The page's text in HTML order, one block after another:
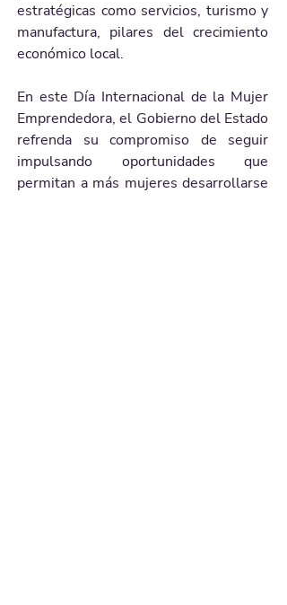
estratégicas como servicios, turismo y
manufactura, pilares del crecimiento
económico local.
En este Día Internacional de la Mujer
Emprendedora, el Gobierno del Estado
refrenda su compromiso de seguir
impulsando oportunidades que
permitan a más mujeres desarrollarse